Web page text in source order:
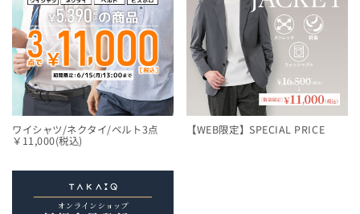
ワイシャツ/ネクタイ/ベルト3点
￥11,000(税込)
【WEB限定】SPECIAL PRICE